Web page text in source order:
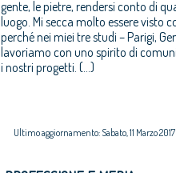
i nostri progetti. (...)
Ultimo aggiornamento: Sabato, 11 Marzo 2017